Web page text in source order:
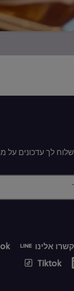
לך עדכונים על
אלינו
Tiktok